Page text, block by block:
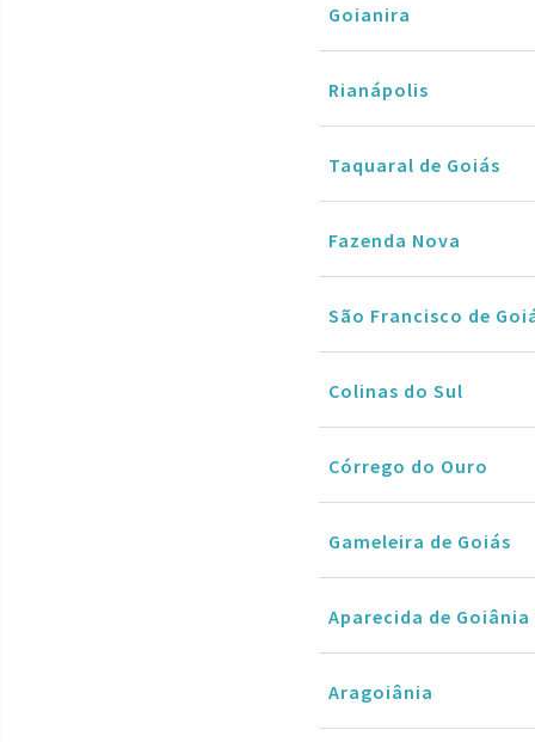
Goianira
Rianápolis
Taquaral de Goiás
Fazenda Nova
São Francisco de
Colinas do Sul
Córrego do Ouro
Gameleira de Goiás
Aparecida de Goiânia
Aragoiânia